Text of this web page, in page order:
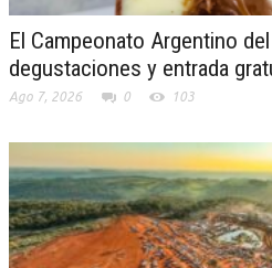
El Campeonato Argentino
degustaciones y entrada
Ago 7, 2026 0 103